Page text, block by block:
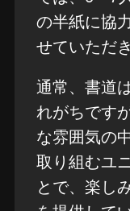
の半紙に協
せていただ
通常、書道
れがちです
な雰囲気の
取り組むユ
とで、楽し